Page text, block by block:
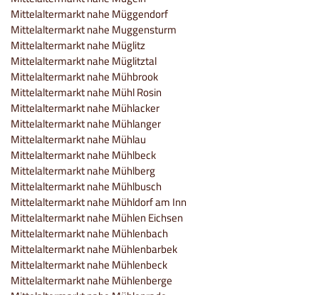
Mittelaltermarkt nahe Müggendorf
Mittelaltermarkt nahe Muggensturm
Mittelaltermarkt nahe Müglitz
Mittelaltermarkt nahe Müglitztal
Mittelaltermarkt nahe Mühbrook
Mittelaltermarkt nahe Mühl Rosin
Mittelaltermarkt nahe Mühlacker
Mittelaltermarkt nahe Mühlanger
Mittelaltermarkt nahe Mühlau
Mittelaltermarkt nahe Mühlbeck
Mittelaltermarkt nahe Mühlberg
Mittelaltermarkt nahe Mühlbusch
Mittelaltermarkt nahe Mühldorf am Inn
Mittelaltermarkt nahe Mühlen Eichsen
Mittelaltermarkt nahe Mühlenbach
Mittelaltermarkt nahe Mühlenbarbek
Mittelaltermarkt nahe Mühlenbeck
Mittelaltermarkt nahe Mühlenberge